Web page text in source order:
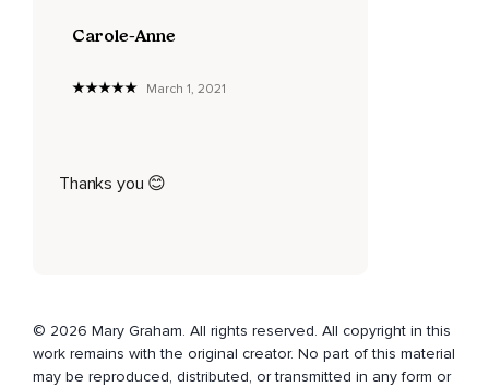
Carole-Anne
March 1, 2021
Thanks you 😊
© 2026 Mary Graham. All rights reserved. All copyright in this
work remains with the original creator. No part of this material
may be reproduced, distributed, or transmitted in any form or